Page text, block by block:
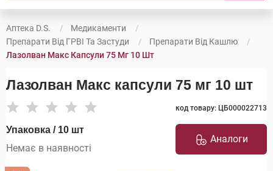
Аптека D.S.
Медикаменти
Препарати Від ГРВІ Та Застуди
Препарати Від Кашлю
Лазолван Макс Капсули 75 Мг 10 Шт
Лазолван Макс капсули 75 мг 10 шт
код товару: ЦБ000022713
Упаковка / 10 шт
Немає в наявності
Аналоги